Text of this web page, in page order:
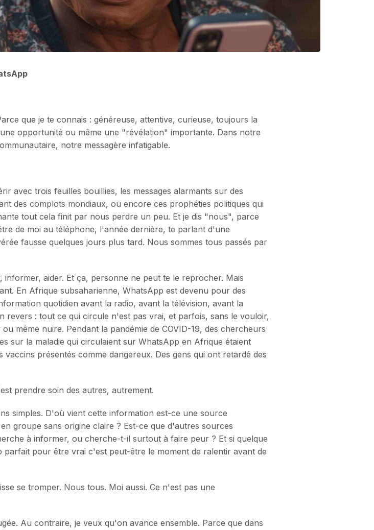
que je te connais : généreuse, attentive, curieuse, toujours la
opportunité ou même une "révélation" importante. Dans notre
notre messagère infatigable.
avec trois feuilles bouillies, les messages alarmants sur des
des complots mondiaux, ou encore ces prophéties politiques qui
tout cela finit par nous perdre un peu. Et je dis "nous", parce
de moi au téléphone, l'année dernière, te parlant d'une
fausse quelques jours plus tard. Nous sommes tous passés par
aider. Et ça, personne ne peut te le reprocher. Mais
En Afrique subsaharienne, WhatsApp est devenu pour des
quotidien avant la radio, avant la télévision, avant la
revers : tout ce qui circule n'est pas vrai, et parfois, sans le vouloir,
même nuire. Pendant la pandémie de COVID-19, des chercheurs
sur la maladie qui circulaient sur WhatsApp en Afrique étaient
vaccins présentés comme dangereux. Des gens qui ont retardé des
prendre soin des autres, autrement.
simples. D'où vient cette information est-ce une source
groupe sans origine claire ? Est-ce que d'autres sources
à informer, ou cherche-t-il surtout à faire peur ? Et si quelque
pour être vrai c'est peut-être le moment de ralentir avant de
se tromper. Nous tous. Moi aussi. Ce n'est pas une
Au contraire, je veux qu'on avance ensemble. Parce que dans